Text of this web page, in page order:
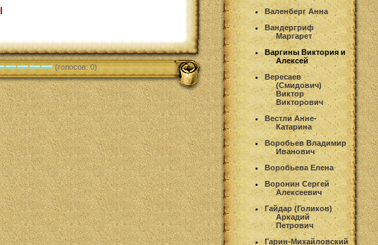
(голосов: 0)
Валенберг Анна
Вандергриф
Маргарет
Варгины Виктория и
Алексей
Вересаев
(Смидович)
Виктор
Викторович
Вестли Анне-
Катарина
Воробьев Владимир
Иванович
Воробьева Елена
Воронин Сергей
Алексеевич
Гайдар (Голиков)
Аркадий
Петрович
Гарин-Михайловский